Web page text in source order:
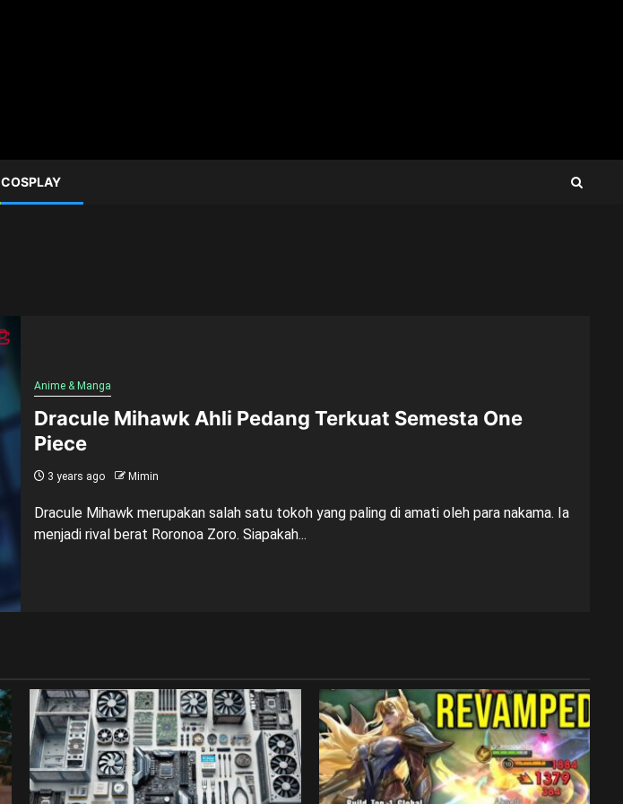
COSPLAY
Anime & Manga
Dracule Mihawk Ahli Pedang Terkuat Semesta One
Piece
3 years ago Mimin
Dracule Mihawk merupakan salah satu tokoh yang paling di amati oleh para nakama. Ia
menjadi rival berat Roronoa Zoro. Siapakah...